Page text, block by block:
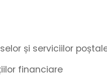
și serviciilor
financiare